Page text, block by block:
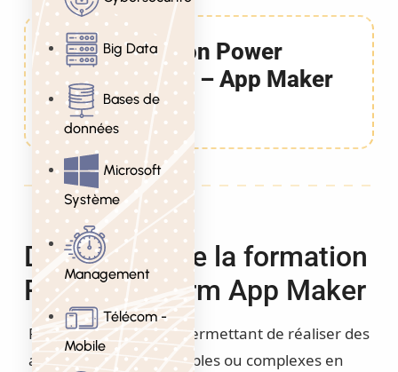
Big Data
Bases de
données
Microsoft
Système
Management
Télécom -
Mobile
Formation Power
Platform – App Maker
3 Jours
Description de la formation
Power Platform App Maker
Plate-forme low-code permettant de réaliser des
applications métier simples ou complexes en